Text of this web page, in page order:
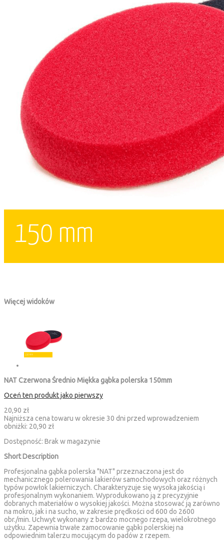
Więcej widoków
NAT Czerwona Średnio Miękka gąbka polerska 150mm
Oceń ten produkt jako pierwszy
20,90 zł
Najniższa cena towaru w okresie 30 dni przed wprowadzeniem
obniżki: 20,90 zł
Dostępność: Brak w magazynie
Short Description
Profesjonalna gąbka polerska "NAT" przeznaczona jest do
mechanicznego polerowania lakierów samochodowych oraz różnych
typów powłok lakierniczych. Charakteryzuje się wysoka jakością i
profesjonalnym wykonaniem. Wyprodukowano ją z precyzyjnie
dobranych materiałów o wysokiej jakości. Można stosować ją zarówno
na mokro, jak i na sucho, w zakresie prędkości od 600 do 2600
obr./min. Uchwyt wykonany z bardzo mocnego rzepa, wielokrotnego
użytku. Zapewnia trwałe zamocowanie gąbki polerskiej na
odpowiednim talerzu mocującym do padów z rzepem.